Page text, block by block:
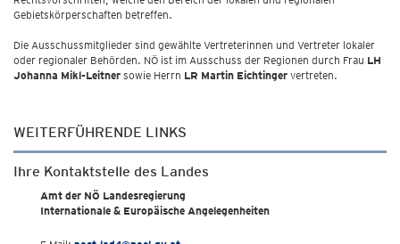
Gebietskörperschaften betreffen.
Die Ausschussmitglieder sind gewählte Vertreterinnen und Vertreter lokaler
oder regionaler Behörden. NÖ ist im Ausschuss der Regionen durch Frau LH
Johanna Mikl-Leitner sowie Herrn LR Martin Eichtinger vertreten.
WEITERFÜHRENDE LINKS
Ihre Kontaktstelle des Landes
Amt der NÖ Landesregierung
Internationale & Europäische Angelegenheiten